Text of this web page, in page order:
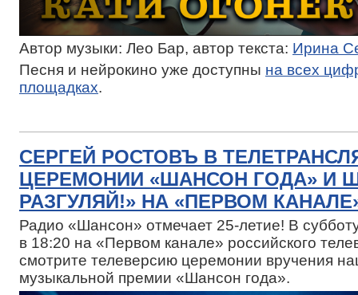
Автор музыки: Лео Бар, автор текста: Ирина
Песня и нейрокино уже доступны на всех
площадках.
СЕРГЕЙ РОСТОВЪ В
ЦЕРЕМОНИИ «ШАНСОН ГОДА» И
РАЗГУЛЯЙ!» НА «ПЕРВОМ
Радио «Шансон» отмечает 25-летие! В
в 18:20 на «Первом канале» российского
смотрите телеверсию церемонии вручения
музыкальной премии «Шансон года».